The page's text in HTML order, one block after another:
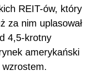
REIT-ów, który
za nim uplasował
4,5-krotny
amerykański
wzrostem.